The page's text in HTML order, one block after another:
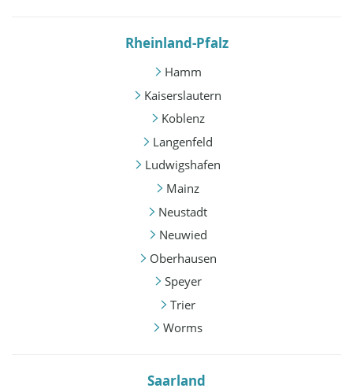
Rheinland-Pfalz
Hamm
Kaiserslautern
Koblenz
Langenfeld
Ludwigshafen
Mainz
Neustadt
Neuwied
Oberhausen
Speyer
Trier
Worms
Saarland